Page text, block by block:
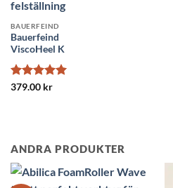
BAUERFEIND
Bauerfeind
ViscoHeel K
Betygsatt
379.00 kr
ANDRA PRODUKTER